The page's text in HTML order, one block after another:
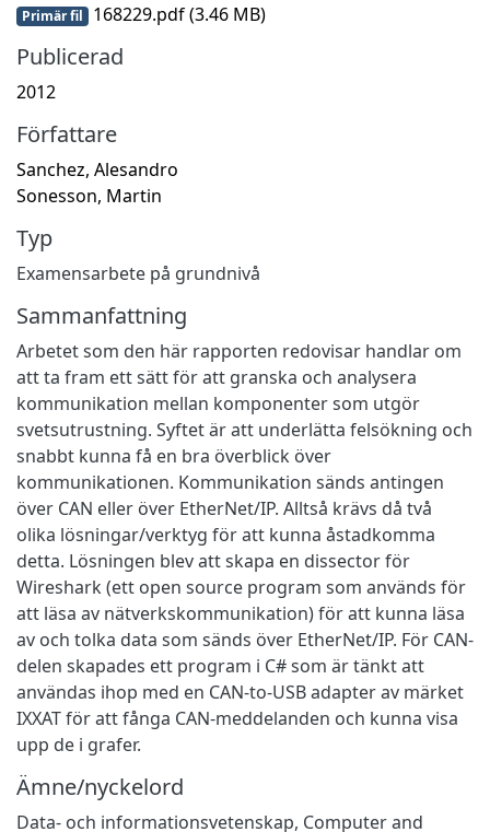
Primär fil 168229.pdf(3.46 MB)
Publicerad
2012
Författare
Sanchez, Alesandro
Sonesson, Martin
Typ
Examensarbete på grundnivå
Sammanfattning
Arbetet som den här rapporten redovisar handlar om
att ta fram ett sätt för att granska och analysera
kommunikation mellan komponenter som utgör
svetsutrustning. Syftet är att underlätta felsökning och
snabbt kunna få en bra överblick över
kommunikationen. Kommunikation sänds antingen
över CAN eller över EtherNet/IP. Alltså krävs då två
olika lösningar/verktyg för att kunna åstadkomma
detta. Lösningen blev att skapa en dissector för
Wireshark (ett open source program som används för
att läsa av nätverkskommunikation) för att kunna läsa
av och tolka data som sänds över EtherNet/IP. För CAN-
delen skapades ett program i C# som är tänkt att
användas ihop med en CAN-to-USB adapter av märket
IXXAT för att fånga CAN-meddelanden och kunna visa
upp de i grafer.
Ämne/nyckelord
Data- och informationsvetenskap, Computer and